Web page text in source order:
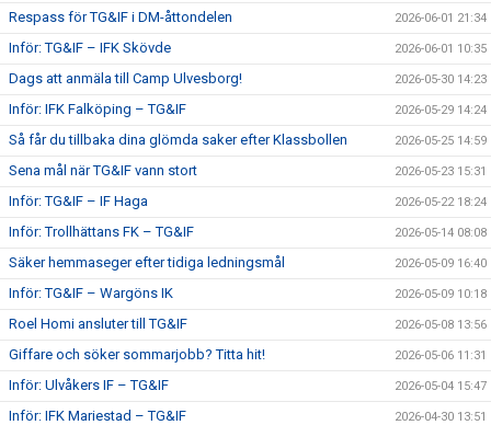
Respass för TG&IF i DM-åttondelen 2026-06-01 21:34
Inför: TG&IF – IFK Skövde 2026-06-01 10:35
Dags att anmäla till Camp Ulvesborg! 2026-05-30 14:23
Inför: IFK Falköping – TG&IF 2026-05-29 14:24
Så får du tillbaka dina glömda saker efter Klassbollen 2026-05-25 14:59
Sena mål när TG&IF vann stort 2026-05-23 15:31
Inför: TG&IF – IF Haga 2026-05-22 18:24
Inför: Trollhättans FK – TG&IF 2026-05-14 08:08
Säker hemmaseger efter tidiga ledningsmål 2026-05-09 16:40
Inför: TG&IF – Wargöns IK 2026-05-09 10:18
Roel Homi ansluter till TG&IF 2026-05-08 13:56
Giffare och söker sommarjobb? Titta hit! 2026-05-06 11:31
Inför: Ulvåkers IF – TG&IF 2026-05-04 15:47
Inför: IFK Mariestad – TG&IF 2026-04-30 13:51